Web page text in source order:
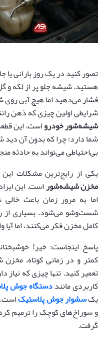
تصور کنید در یک روز بارانی یا
هستید. شیشه جلو پر از لکه و
فشار می‌دهید اما هیچ آبی
شرایطی اولین چیزی که ذهن
شیشه‌شور خودرواست. این
شما دارد؛ چرا که بدون آن
بی‌احتیاطی می‌تواند به حادثه
یکی از رایج‌ترین مشکلات این
مخزن شیشه‌شوراست. این
اما به مرور زمان باعث
شست‌وشو می‌شود. بسیاری از
کامل مخزن فکر می‌کنند، اما آیا
پاسخ اینجاست: خیر!
کمتر و در زمانی کوتاه،
تعمیر کنید. تنها چیزی که
کاربردی ماننددستگاه جوش
یکسشوار جوش پلاستیکاست.
و سوراخ‌های کوچک را ترمیم
گرفت.